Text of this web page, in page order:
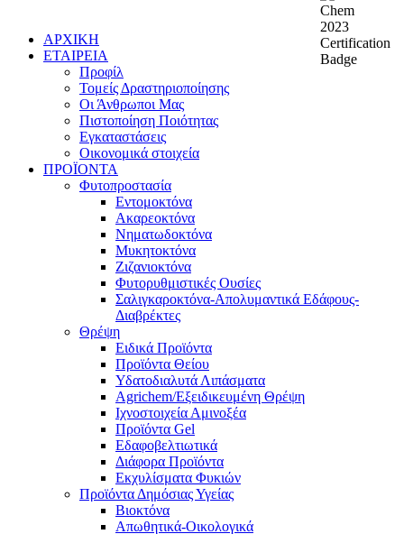
ΑΡΧΙΚΗ
ΕΤΑΙΡΕΙΑ
Προφίλ
Τομείς Δραστηριοποίησης
Οι Άνθρωποι Μας
Πιστοποίηση Ποιότητας
Εγκαταστάσεις
Οικονομικά στοιχεία
ΠΡΟΪΟΝΤΑ
Φυτοπροστασία
Εντομοκτόνα
Ακαρεοκτόνα
Νηματωδοκτόνα
Μυκητοκτόνα
Ζιζανιοκτόνα
Φυτορυθμιστικές Ουσίες
Σαλιγκαροκτόνα-Απολυμαντικά Εδάφους-
Διαβρέκτες
Θρέψη
Ειδικά Προϊόντα
Προϊόντα Θείου
Υδατοδιαλυτά Λιπάσματα
Agrichem/Εξειδικευμένη Θρέψη
Ιχνοστοιχεία Αμινοξέα
Προϊόντα Gel
Εδαφοβελτιωτικά
Διάφορα Προϊόντα
Εκχυλίσματα Φυκιών
Προϊόντα Δημόσιας Υγείας
Βιοκτόνα
Απωθητικά-Οικολογικά